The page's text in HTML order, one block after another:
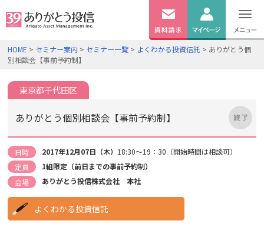
無料資料 ログイン
HOME > セミナー案内 > セミナー一覧 > よくわかる投資信託 > ありがとう個
別相談会【事前予約制】
東京都千代田区
ありがとう個別相談会【事前予約制】
日時 2017年12月07日（木） 18:30～19：30（開始時間は相談可）
定員
1組限定（前日までの事前予約制）
会場
ありがとう投信株式会社 本社
よくわかる投資信託